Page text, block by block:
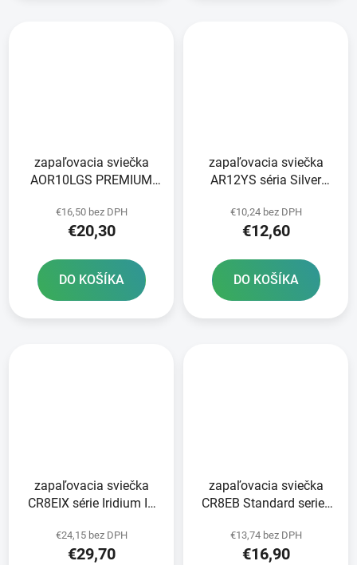
zapaľovacia sviečka
AOR10LGS PREMIUM
BRISK - Česká republika
€16,50 bez DPH
€20,30
DO KOŠÍKA
zapaľovacia sviečka
AR12YS séria Silver
€10,24 bez DPH
€12,60
DO KOŠÍKA
zapaľovacia sviečka
CR8EIX série Iridium IX
€24,15 bez DPH
€29,70
zapaľovacia sviečka
CR8EB Standard series
€13,74 bez DPH
€16,90